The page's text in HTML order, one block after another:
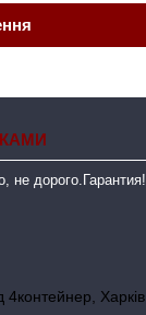
не дорого.Гарантия!
Харків,